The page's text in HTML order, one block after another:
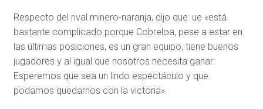
Respecto del rival minero-naranja, dijo que: ue «está
bastante complicado porque Cobreloa, pese a estar en
las últimas posiciones, es un gran equipo, tiene buenos
jugadores y al igual que nosotros necesita ganar.
Esperemos que sea un lindo espectáculo y que
podamos quedarnos con la victoria».